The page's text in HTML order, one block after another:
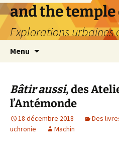
Aller
au
contenu
and the temple
Explorations
Menu
Bâtir aussi, des
l’Antémonde
18 décembre 2018 Des
uchronie
Machin